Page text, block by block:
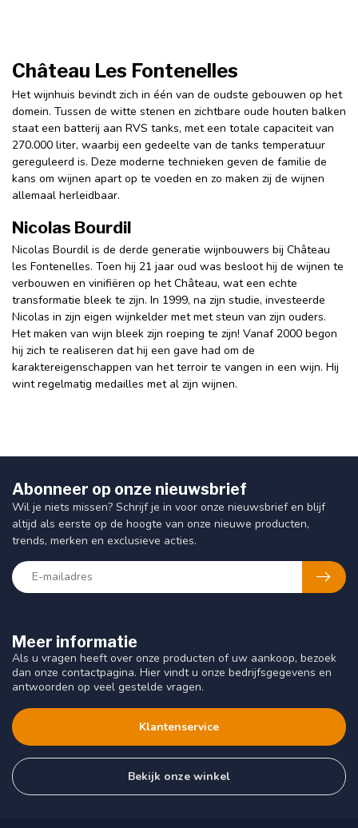
Château Les Fontenelles
Het wijnhuis bevindt zich in één van de oudste gebouwen op het
domein. Tussen de witte stenen en zichtbare oude houten balken
staat een batterij aan RVS tanks, met een totale capaciteit van
270.000 liter, waarbij een gedeelte van de tanks temperatuur
gereguleerd is. Deze moderne technieken geven de familie de
kans om wijnen apart op te voeden en zo maken zij de wijnen
allemaal herleidbaar.
Nicolas Bourdil
Nicolas Bourdil is de derde generatie wijnbouwers bij Château
les Fontenelles. Toen hij 21 jaar oud was besloot hij de wijnen te
verbouwen en vinifiëren op het Château, wat een echte
transformatie bleek te zijn. In 1999, na zijn studie, investeerde
Nicolas in zijn eigen wijnkelder met met steun van zijn ouders.
Het maken van wijn bleek zijn roeping te zijn! Vanaf 2000 begon
hij zich te realiseren dat hij een gave had om de
karaktereigenschappen van het terroir te vangen in een wijn. Hij
wint regelmatig medailles met al zijn wijnen.
Meer informatie
Als u vragen heeft over onze producten of uw aankoop, bezoek
dan onze contactpagina. Hier vindt u onze bedrijfsgegevens en
antwoorden op veel gestelde vragen.
Klantenservice
Bekijk onze winkel
Abonneer op onze nieuwsbrief
Wil je niets missen? Schrijf je in voor onze nieuwsbrief en blijf
altijd als eerste op de hoogte van onze nieuwe producten,
trends, merken en exclusieve acties.